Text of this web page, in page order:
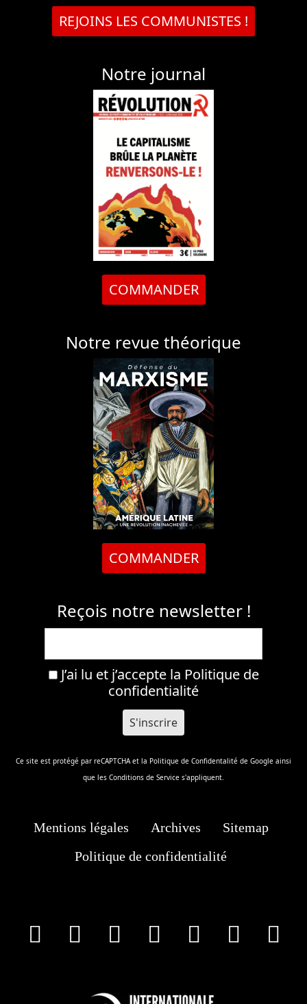
REJOINS LES COMMUNISTES !
Notre journal
COMMANDER
Notre revue théorique
COMMANDER
Reçois notre newsletter !
J’ai lu et j’accepte la Politique de
confidentialité
Ce site est protégé par reCAPTCHA et la Politique de Confidentalité de Google ainsi
que les Conditions de Service s'appliquent.
Mentions légales Archives
Sitemap
Politique de confidentialité
facebookInstagram
Youtube
Tik Tok